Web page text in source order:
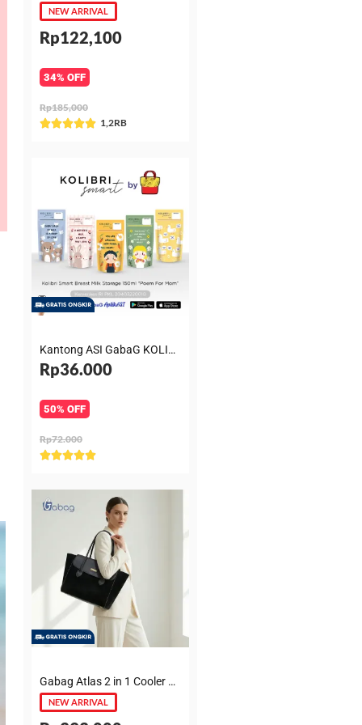
NEW ARRIVAL
Rp122,100
34% OFF
Rp185,000
Rated
of
1,2RB
Kantong ASI GabaG KOLIBRI KASIP 150 ml Poem for Mom
Rp36.000
50% OFF
Rp72.000
Rated
5
Gabag Atlas 2 in 1 Cooler & Diaper Bag Premium Suede – Tas bayi + Thermal pouch 20 Jam, Leakproof, Garansi 6 Bulan
NEW ARRIVAL